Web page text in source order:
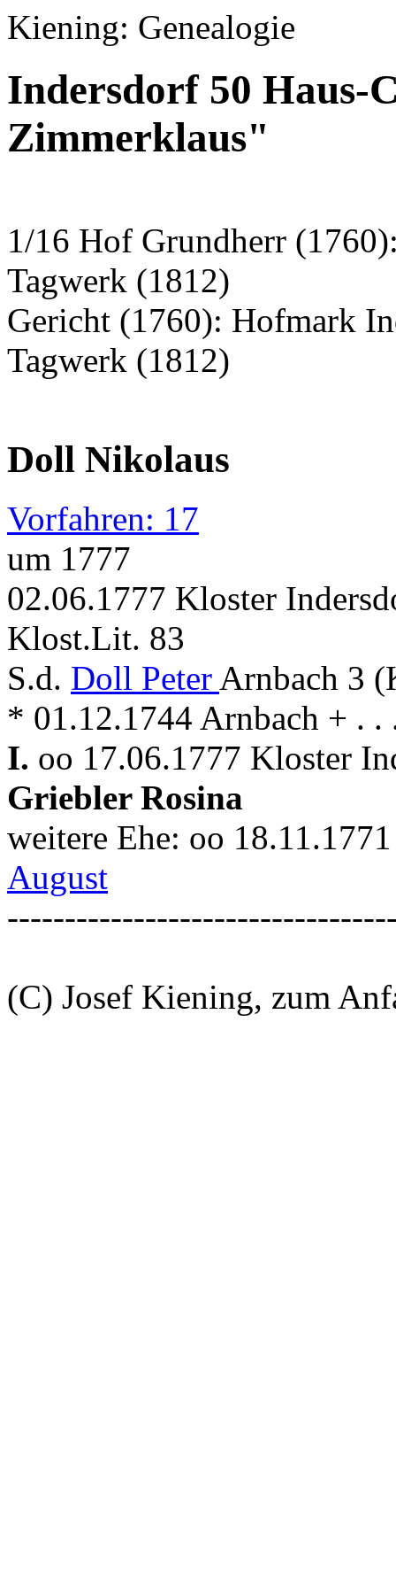
Kiening: Genealogie
Indersdorf 50 Haus-
Zimmerklaus"
1/16 Hof Grundherr
Tagwerk (1812)
Gericht (1760): Hofmark
Tagwerk (1812)
Doll Nikolaus
Vorfahren: 17
um 1777
02.06.1777 Kloster
Klost.Lit. 83
S.d. Doll Peter Arnbach 3
* 01.12.1744 Arnbach + .
I. oo 17.06.1777 Kloster
Griebler Rosina
weitere Ehe: oo
August
(C) Josef Kiening, zum